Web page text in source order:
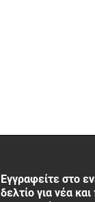
Εγγραφείτε στο
δελτίο για νέα